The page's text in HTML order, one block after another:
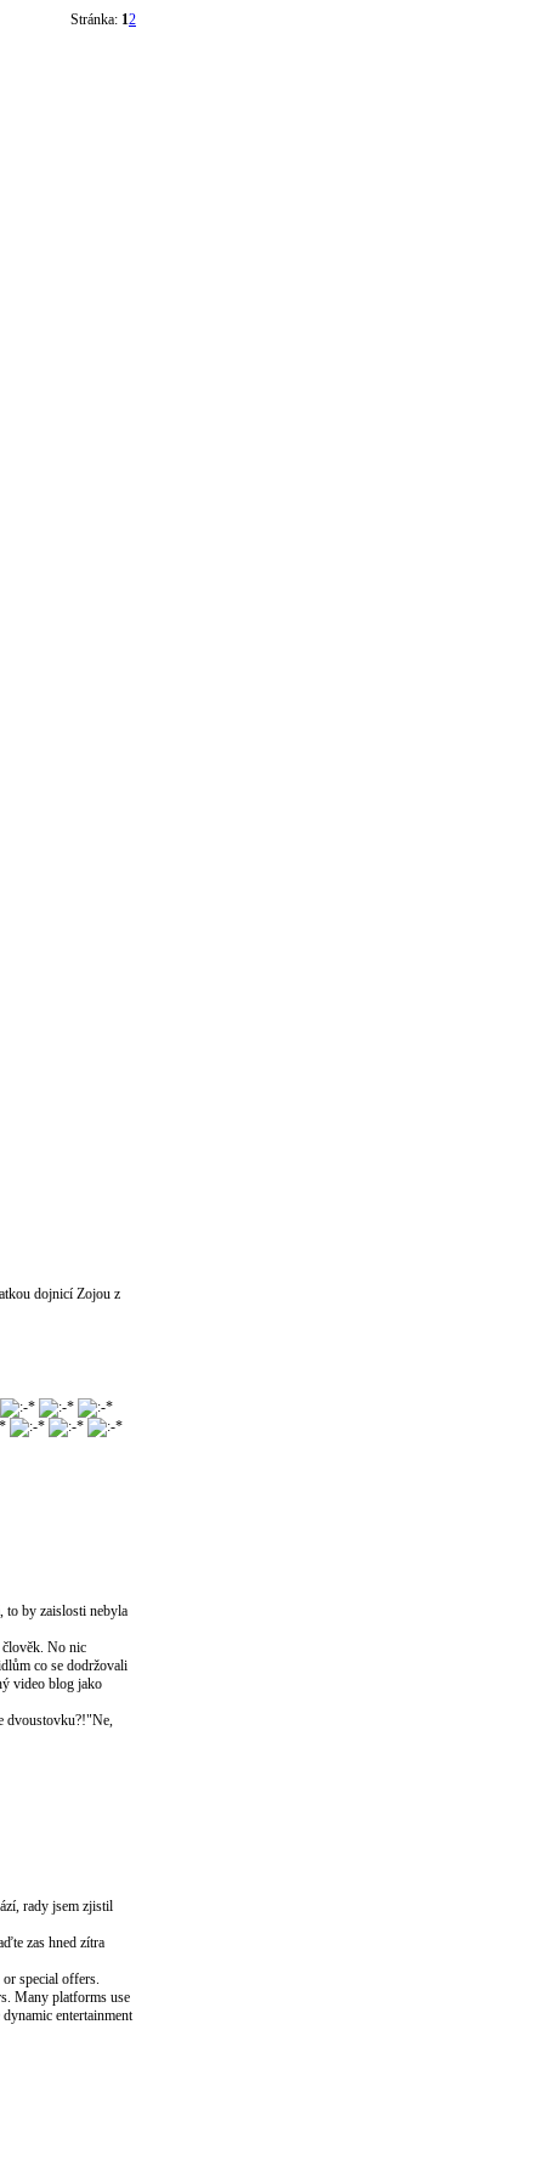
Stránka: 12
dojnicí Zojou z
to by zaislosti nebyla
člověk. No nic
co se dodržovali
video blog jako
dvoustovku?!"Ne,
rady jsem zjistil
zas hned zítra
special offers.
Many platforms use
entertainment